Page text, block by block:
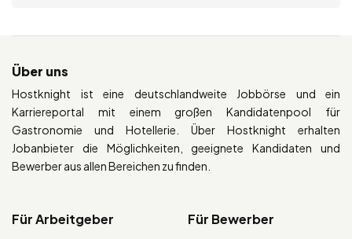
Über uns
Hostknight ist eine deutschlandweite Jobbörse und ein
Karriereportal mit einem großen Kandidatenpool für
Gastronomie und Hotellerie. Über Hostknight erhalten
Jobanbieter die Möglichkeiten, geeignete Kandidaten und
Bewerber aus allen Bereichen zu finden.
Für Arbeitgeber Für Bewerber